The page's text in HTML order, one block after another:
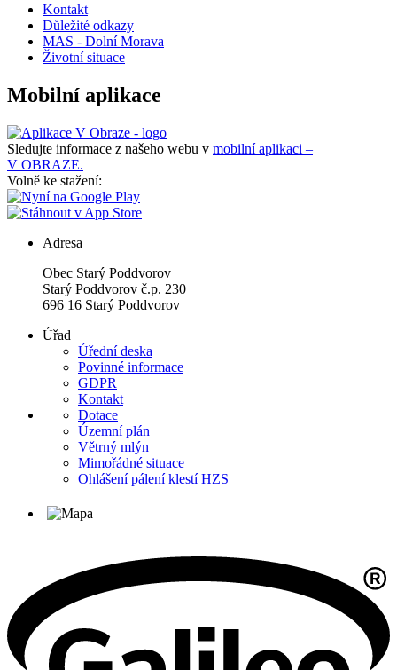
Kontakt
Důležité odkazy
MAS - Dolní Morava
Životní situace
Mobilní aplikace
Sledujte informace z našeho webu v mobilní aplikaci –
V OBRAZE.
Volně ke stažení:
Adresa
Obec Starý Poddvorov
Starý Poddvorov č.p. 230
696 16 Starý Poddvorov
Úřad
Úřední deska
Povinné informace
GDPR
Kontakt
Dotace
Územní plán
Větrný mlýn
Mimořádné situace
Ohlášení pálení klestí HZS